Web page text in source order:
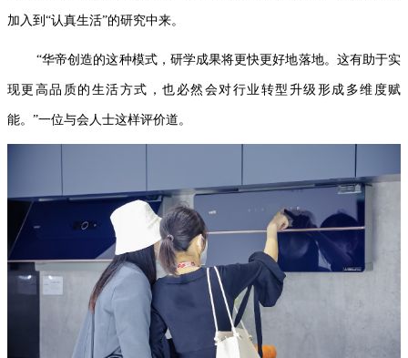
加入到“认真生活”的研究中来。
“华帝创造的这种模式，研学成果将更快更好地落地。这有助于实
现更高品质的生活方式，也必然会对行业转型升级形成多维度赋
能。”一位与会人士这样评价道。